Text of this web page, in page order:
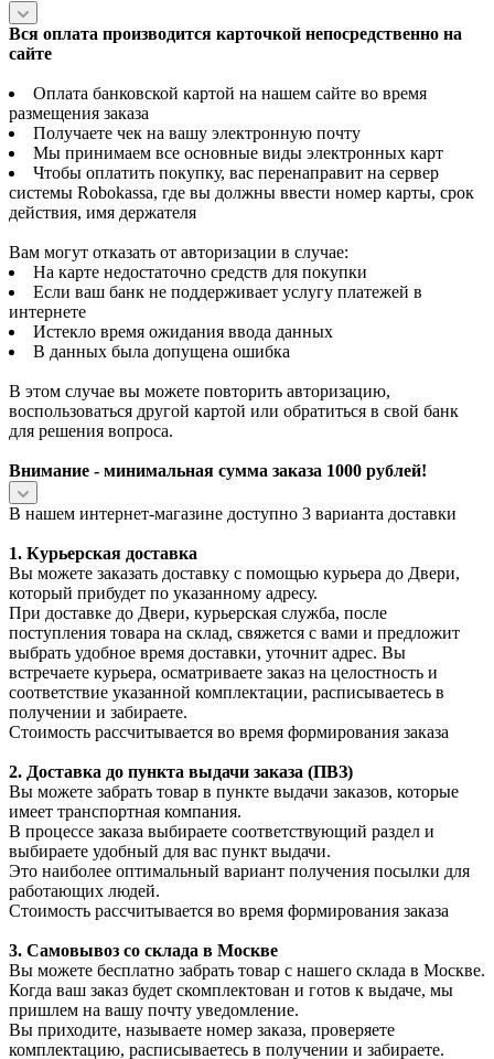
Вся оплата производится карточкой непосредственно на
сайте
Оплата банковской картой на нашем сайте во время
размещения заказа
Получаете чек на вашу электронную почту
Мы принимаем все основные виды электронных карт
Чтобы оплатить покупку, вас перенаправит на сервер
системы Robokassa, где вы должны ввести номер карты, срок
действия, имя держателя
Вам могут отказать от авторизации в случае:
На карте недостаточно средств для покупки
Если ваш банк не поддерживает услугу платежей в
интернете
Истекло время ожидания ввода данных
В данных была допущена ошибка
В этом случае вы можете повторить авторизацию,
воспользоваться другой картой или обратиться в свой банк
для решения вопроса.
Внимание - минимальная сумма заказа 1000 рублей!
В нашем интернет-магазине доступно 3 варианта доставки
1. Курьерская доставка
Вы можете заказать доставку с помощью курьера до Двери,
который прибудет по указанному адресу.
При доставке до Двери, курьерская служба, после
поступления товара на склад, свяжется с вами и предложит
выбрать удобное время доставки, уточнит адрес. Вы
встречаете курьера, осматриваете заказ на целостность и
соответствие указанной комплектации, расписываетесь в
получении и забираете.
Стоимость рассчитывается во время формирования заказа
2. Доставка до пункта выдачи заказа (ПВЗ)
Вы можете забрать товар в пункте выдачи заказов, которые
имеет транспортная компания.
В процессе заказа выбираете соответствующий раздел и
выбираете удобный для вас пункт выдачи.
Это наиболее оптимальный вариант получения посылки для
работающих людей.
Стоимость рассчитывается во время формирования заказа
3. Самовывоз со склада в Москве
Вы можете бесплатно забрать товар с нашего склада в Москве.
Когда ваш заказ будет скомплектован и готов к выдаче, мы
пришлем на вашу почту уведомление.
Вы приходите, называете номер заказа, проверяете
комплектацию, расписываетесь в получении и забираете.